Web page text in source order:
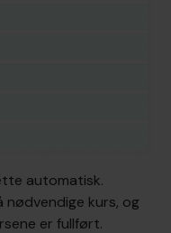
automatisk.
kurs, og
er fullført.